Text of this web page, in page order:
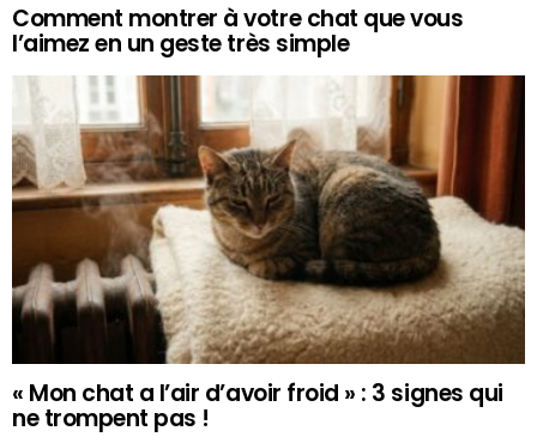
Comment montrer à votre chat que vous
l’aimez en un geste très simple
« Mon chat a l’air d’avoir froid » : 3 signes qui
ne trompent pas !